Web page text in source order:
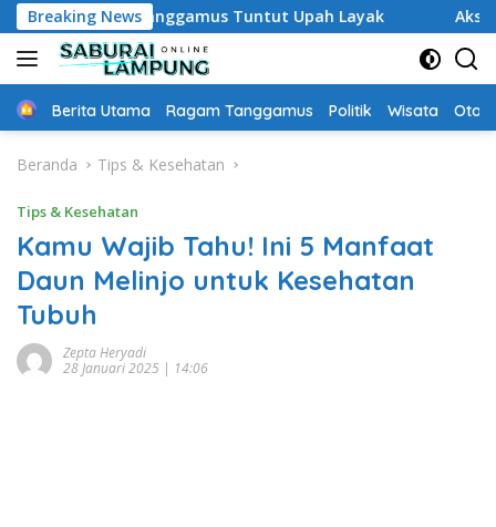
Langsung
ke
konten
Breaking News
Tanggamus Tuntut Upah Layak Aksi Nyata DPD
Home
Berita Utama Ragam Tanggamus Politik Wisata Oto
Beranda Tips & Kesehatan
Tips & Kesehatan
Kamu Wajib Tahu! Ini 5 Manfaat
Daun Melinjo untuk Kesehatan
Tubuh
Zepta Heryadi
28 Januari 2025 | 14:06